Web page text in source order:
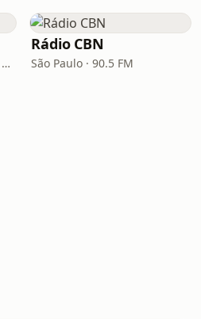
Porto Alegre · 93.7 FM, 600 AM
Rádio CBN
São Paulo · 90.5 FM